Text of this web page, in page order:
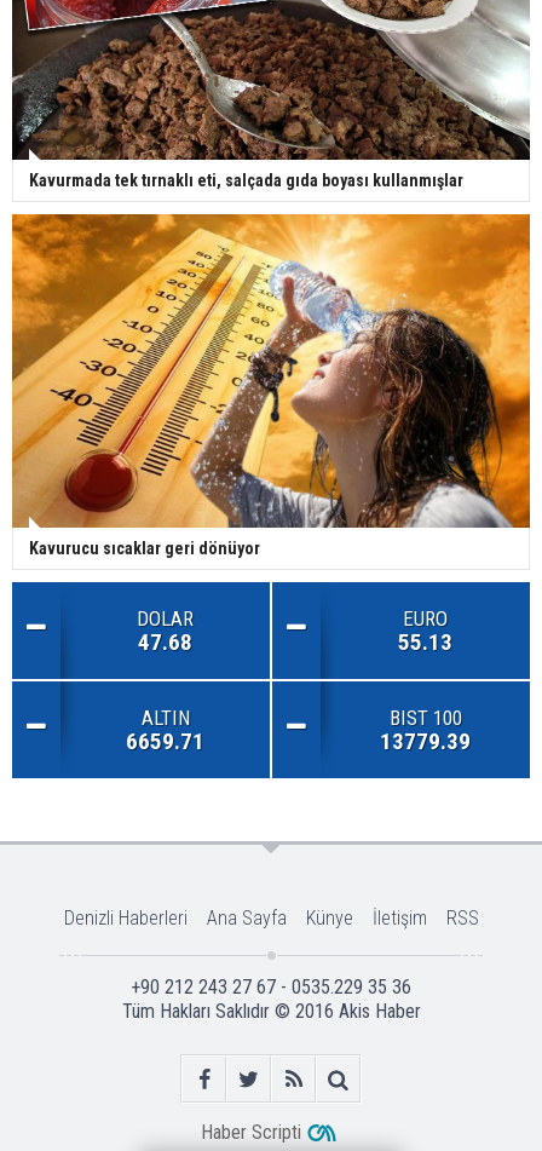
Kavurmada tek tırnaklı eti, salçada gıda boyası kullanmışlar
Kavurucu sıcaklar geri dönüyor
DOLAR
47.68
EURO
55.13
ALTIN
6659.71
BIST 100
13779.39
Denizli Haberleri Ana Sayfa Künye İletişim RSS
+90 212 243 27 67 - 0535.229 35 36
Tüm Hakları Saklıdır © 2016 Akis Haber
Haber Scripti